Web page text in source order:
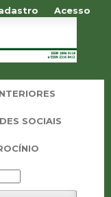
SOCIAIS
Acesso